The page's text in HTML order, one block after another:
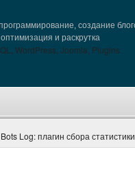
создание
и раскрутка
Log: плагин сбора